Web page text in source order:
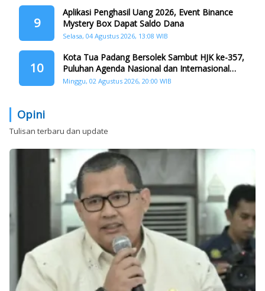
9
Aplikasi Penghasil Uang 2026, Event Binance
Mystery Box Dapat Saldo Dana
Selasa, 04 Agustus 2026, 13:08 WIB
10
Kota Tua Padang Bersolek Sambut HJK ke-357,
Puluhan Agenda Nasional dan Internasional
Siap Digelar
Minggu, 02 Agustus 2026, 20:00 WIB
Opini
Tulisan terbaru dan update